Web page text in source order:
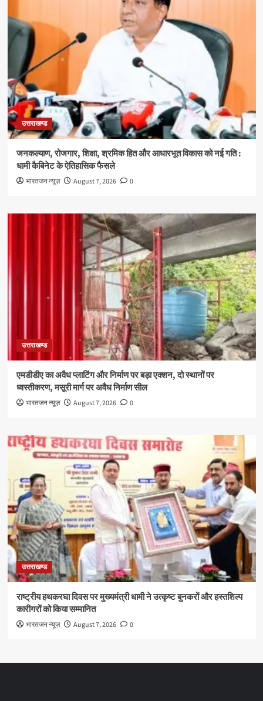
उत्तराखण्ड
जनकल्याण, रोजगार, शिक्षा, श्रमिक हित और आधारभूत विकास को नई गति :
धामी कैबिनेट के ऐतिहासिक फैसले
भारतजन न्यूज़ August 7, 2026 0
उत्तराखण्ड
एमडीडीए का अवैध प्लाटिंग और निर्माण पर बड़ा एक्शन, दो स्थानों पर
ध्वस्तीकरण, मसूरी मार्ग पर अवैध निर्माण सील
भारतजन न्यूज़ August 7, 2026 0
उत्तराखण्ड
राष्ट्रीय हथकरघा दिवस पर मुख्यमंत्री धामी ने उत्कृष्ट बुनकरों और हस्तशिल्प
कारीगरों को किया सम्मानित
भारतजन न्यूज़ August 7, 2026 0